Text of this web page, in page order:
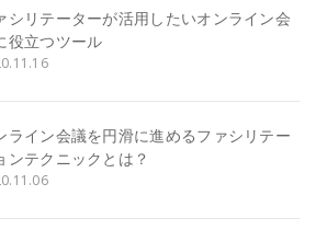
シリテーターが活用したいオンライン会
役立つツール
ライン会議を円滑に進めるファシリテー
ンテクニックとは？